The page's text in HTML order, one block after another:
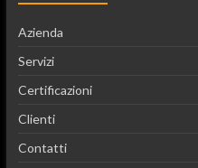
Azienda
Servizi
Certificazioni
Clienti
Contatti